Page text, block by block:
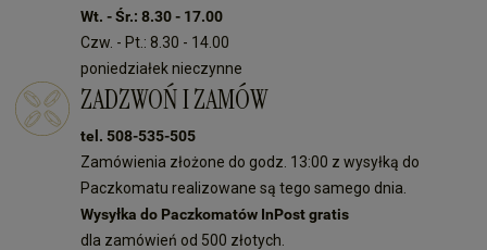
Wt. - Śr.: 8.30 - 17.00
Czw. - Pt.: 8.30 - 14.00
poniedziałek nieczynne
ZADZWOŃ I ZAMÓW
tel. 508-535-505
Zamówienia złożone do godz. 13:00 z wysyłką do
Paczkomatu realizowane są tego samego dnia.
Wysyłka do Paczkomatów InPost gratis
dla zamówień od 500 złotych.